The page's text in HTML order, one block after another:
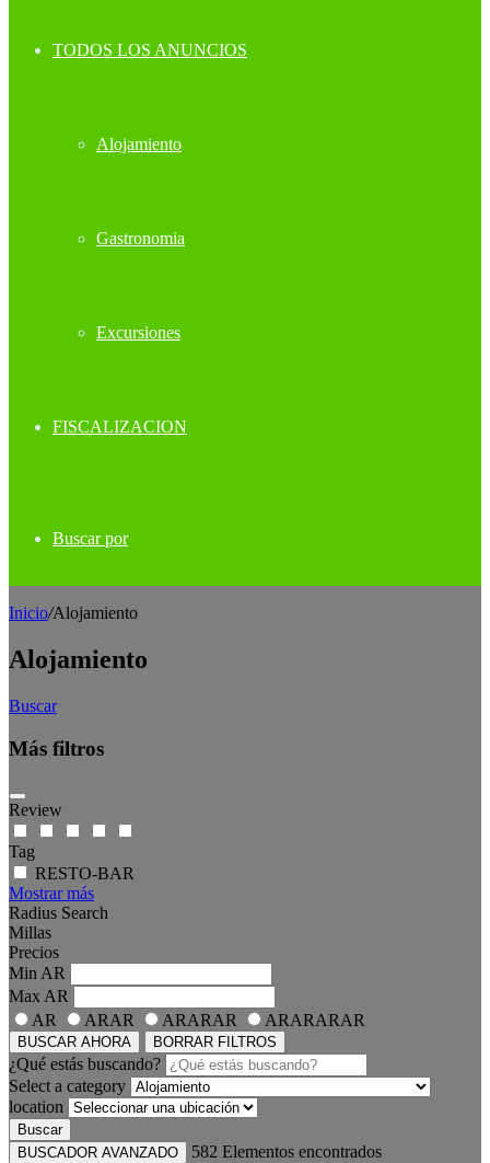
TODOS LOS ANUNCIOS
Alojamiento
Gastronomia
Excursiones
FISCALIZACION
Buscar por
Inicio/Alojamiento
Alojamiento
Buscar
Más filtros
Review
Tag
RESTO-BAR
Mostrar más
Radius Search
Millas
Precios
Min AR
Max AR
AR
ARAR ARARAR ARARARAR
BUSCAR AHORA BORRAR FILTROS
¿Qué estás buscando?
Select a category
location
Buscar
BUSCADOR AVANZADO
582 Elementos encontrados